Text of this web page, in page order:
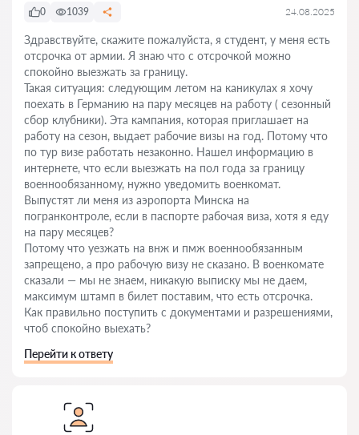
0 1039 24.08.2025
Здравствуйте, скажите пожалуйста, я студент, у меня есть
отсрочка от армии. Я знаю что с отсрочкой можно
спокойно выезжать за границу.
Такая ситуация: следующим летом на каникулах я хочу
поехать в Германию на пару месяцев на работу ( сезонный
сбор клубники). Эта кампания, которая приглашает на
работу на сезон, выдает рабочие визы на год. Потому что
по тур визе работать незаконно. Нашел информацию в
интернете, что если выезжать на пол года за границу
военнообязанному, нужно уведомить военкомат.
Выпустят ли меня из аэропорта Минска на
погранконтроле, если в паспорте рабочая виза, хотя я еду
на пару месяцев?
Потому что уезжать на внж и пмж военнообязанным
запрещено, а про рабочую визу не сказано. В военкомате
сказали — мы не знаем, никакую выписку мы не даем,
максимум штамп в билет поставим, что есть отсрочка.
Как правильно поступить с документами и разрешениями,
чтоб спокойно выехать?
Перейти к ответу